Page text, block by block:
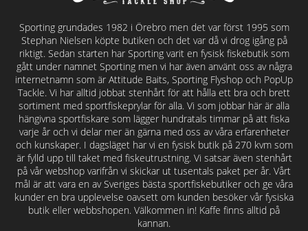
Sporting grundades 1982 i Örebro men det var först 1995 som
Stephan Nielsen köpte butiken och det var då vi drog igång på
riktigt. Sedan starten har Sporting varit en fysisk fiskebutik som
gått under namnet Sporting men vi har även använt oss av några
internetnamn som är Attitude Baits, Sporting Flyshop och PopUp
Tackle. Vi har alltid jobbat stenhårt för att hålla ett bra och brett
sortiment med sportfiskeprylar för alla. Vi som jobbar här är alla
hängivna sportfiskare som lägger hundratals timmar på att fiska
varje år och vi delar mer än gärna med oss av våra erfarenheter
och kunskaper. I dagsläget har vi en fysisk butik på 270 kvm som
är fylld upp till taket med fiskeutrustning. Vi satsar även stenhårt
på vår webshop varifrån vi skickar ut tusentals paket per år. Vårt
mål är att vara en av Sveriges bästa sportfiskebutiker och ge våra
kunder en bra upplevelse oavsett om kunden besöker vår fysiska
butik eller webbshopen. Välkommen in! Kaffe finns alltid på
kannan.